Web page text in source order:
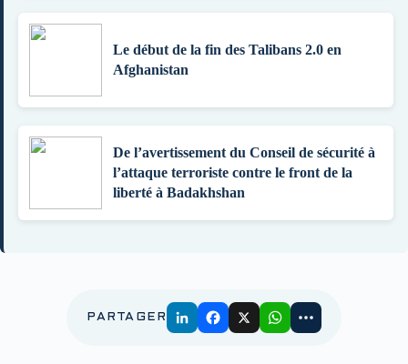
Le début de la fin des Talibans 2.0 en
Afghanistan
De l’avertissement du Conseil de sécurité à
l’attaque terroriste contre le front de la
liberté à Badakhshan
PARTAGER